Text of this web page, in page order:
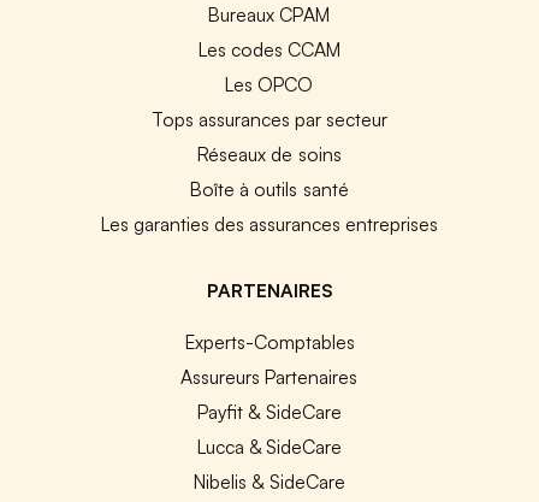
Bureaux CPAM
Les codes CCAM
Les OPCO
Tops assurances par secteur
Réseaux de soins
Boîte à outils santé
Les garanties des assurances entreprises
PARTENAIRES
Experts-Comptables
Assureurs Partenaires
Payfit & SideCare
Lucca & SideCare
Nibelis & SideCare